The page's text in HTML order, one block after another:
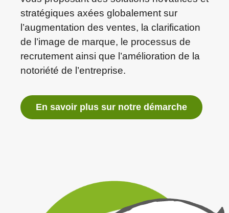
stratégiques axées globalement sur
l’augmentation des ventes, la clarification
de l’image de marque, le processus de
recrutement ainsi que l’amélioration de la
notoriété de l’entreprise.
En savoir plus sur notre démarche